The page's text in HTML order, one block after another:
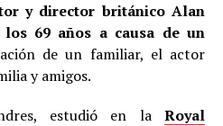
y director británico Alan
69 años a causa de un
de un familiar, el actor
y amigos.
estudió en la Royal